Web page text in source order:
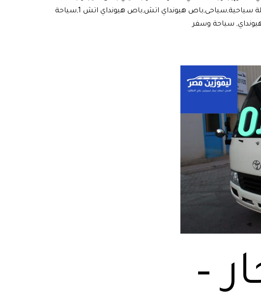
للايجار في القاهره,باصات للايجار 50 راكب, سيارة,باص,اخبار السيارات, باصات, دول سياحيه, خدمة سياحية, رحلة سياحية,سياحى,باص هيونداي اتش,باص هيونداي اتش 1,سياحة
هيونداي, سياحة وسفر
–